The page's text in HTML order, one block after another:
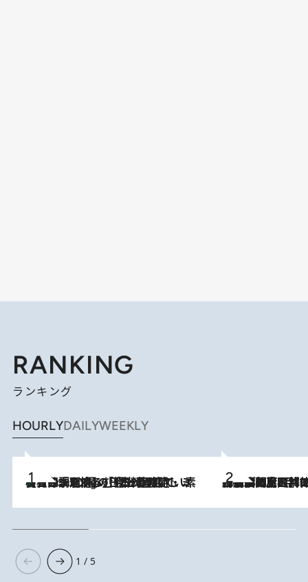
RANKING
ランキング
HOURLYDAILYWEEKLY
3 Hours Ago
【大分・別府】「今一番おいしい食材を調理する」1日2組限定・ミシュラン2ツ星の日本料理店で、素材と四季を愉しむ極上の時間 2026.8.8
「最後に見られてよかった」上野動物園の東園パンダ舎が解体前に特別公開。8月16日まで延長されたパネル展と共に辿る“半世紀”のパンダ飼育《解体工事の図面あり》
1 / 5